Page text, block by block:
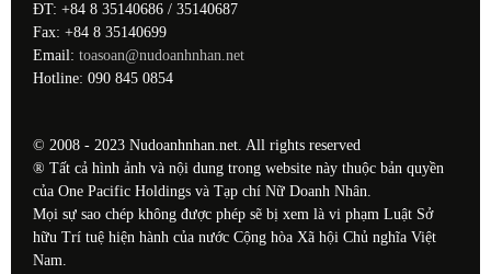
ĐT: +84 8 35140686 / 35140687
Fax: +84 8 35140699
Email: toasoan@nudoanhnhan.net
Hotline: 090 845 0854
© 2008 - 2023 Nudoanhnhan.net. All rights reserved
® Tất cả hình ảnh và nội dung trong website này thuộc bản quyền
của One Pacific Holdings và Tạp chí Nữ Doanh Nhân.
Mọi sự sao chép không được phép sẽ bị xem là vi phạm Luật Sở
hữu Trí tuệ hiện hành của nước Cộng hòa Xã hội Chủ nghĩa Việt
Nam.